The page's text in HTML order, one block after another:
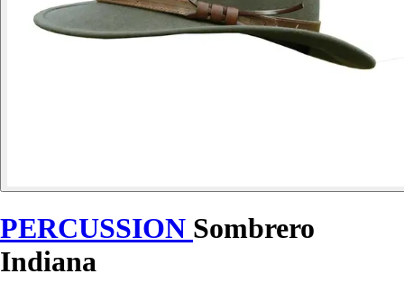
PERCUSSION Sombrero
Indiana